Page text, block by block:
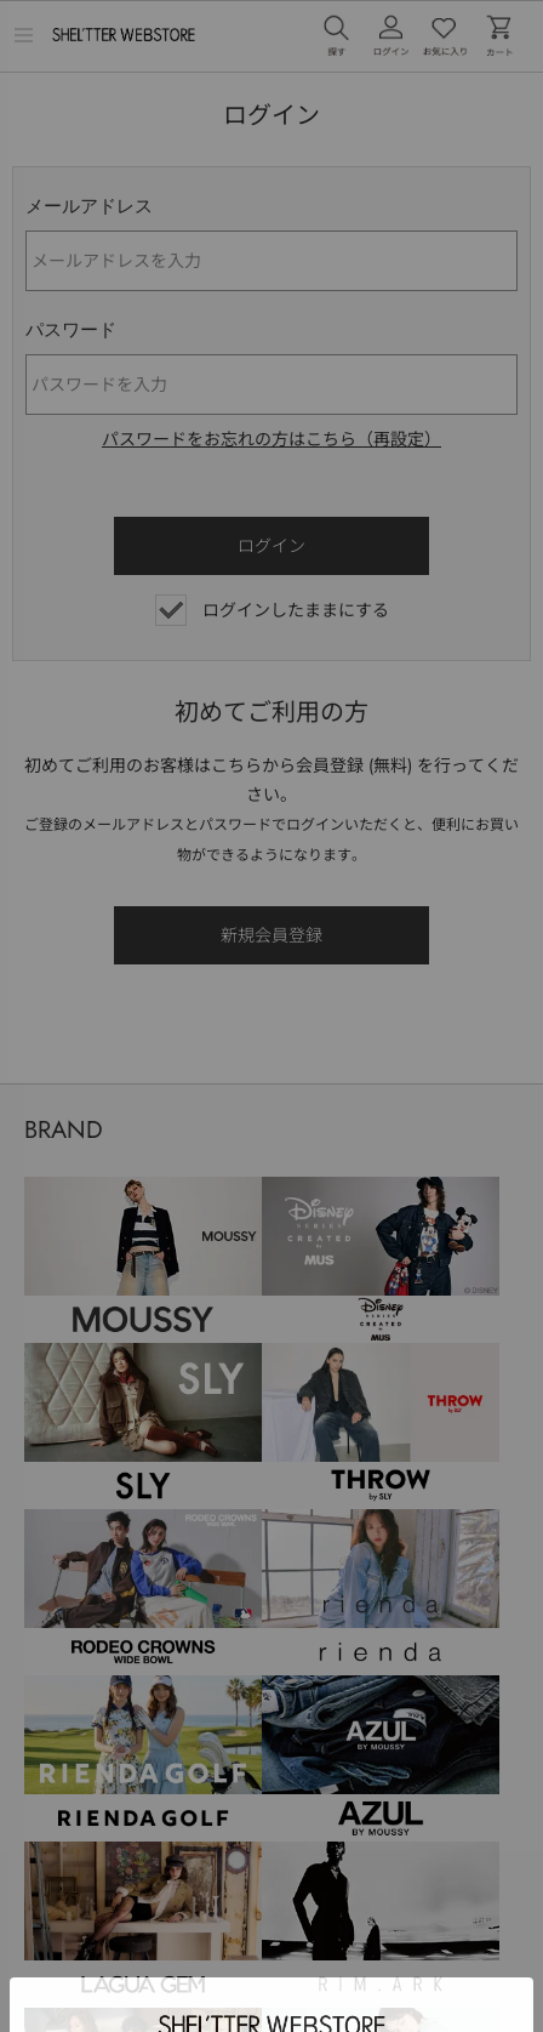
メ
ログイン
メールアドレス
パスワード
パスワードをお忘れの方はこちら（再設定）
ログインしたままにする
初めてご利用の方
初めてご利用のお客様はこちらから会員登録 (無料) を行ってくだ
さい。
ご登録のメールアドレスとパスワードでログインいただくと、便利にお買い
物ができるようになります。
BRAND